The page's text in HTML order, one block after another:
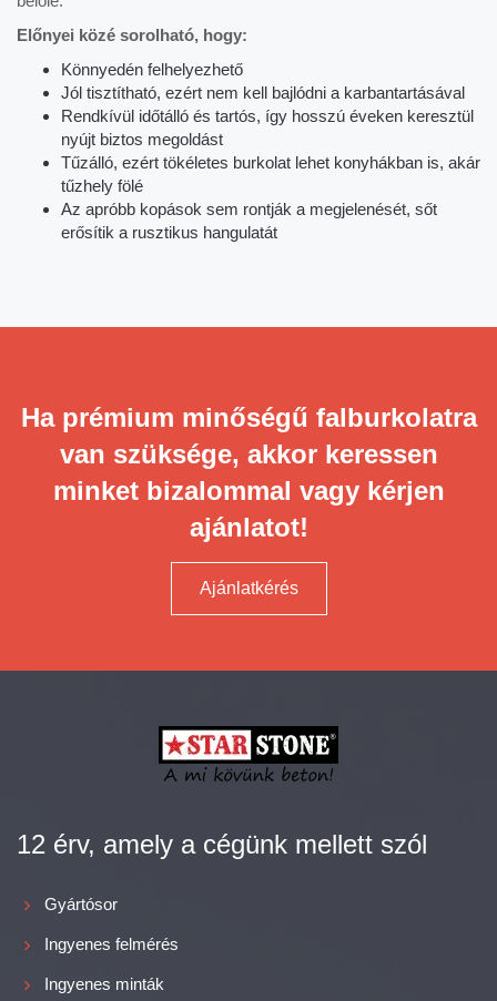
Előnyei közé sorolható, hogy:
Könnyedén felhelyezhető
Jól tisztítható, ezért nem kell bajlódni a karbantartásával
Rendkívül időtálló és tartós, így hosszú éveken keresztül
nyújt biztos megoldást
Tűzálló, ezért tökéletes burkolat lehet konyhákban is, akár
tűzhely fölé
Az apróbb kopások sem rontják a megjelenését, sőt
erősítik a rusztikus hangulatát
Ha prémium minőségű falburkolatra
van szüksége, akkor keressen
minket bizalommal vagy kérjen
ajánlatot!
Ajánlatkérés
12 érv, amely a cégünk mellett szól
Gyártósor
Ingyenes felmérés
Ingyenes minták